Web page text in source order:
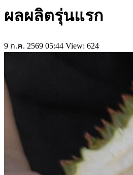
ผลผลิตรุ่นแรก
9 ก.ค. 2569 05:44 View: 624